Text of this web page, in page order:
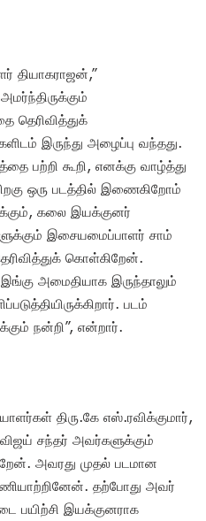
தியாகராஜன்,”
தெரிவித்துக்
இருந்து அழைப்பு வந்தது.
பற்றி கூறி, எனக்கு வாழ்த்து
ஒரு படத்தில் இணைகிறோம்
கலை இயக்குனர்
இசையமைப்பாளர் சாம்
கொள்கிறேன்.
அமைதியாக இருந்தாலும்
படம்
நன்றி”, என்றார்.
திரு.கே எஸ்.ரவிக்குமார்,
சந்தர் அவர்களுக்கும்
அவரது முதல் படமான
தற்போது அவர்
பயிற்சி இயக்குனராக